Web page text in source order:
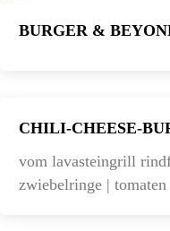
BURGER &
CHILI-CHEESE-
vom lavasteingrill
zwiebelringe | tomaten